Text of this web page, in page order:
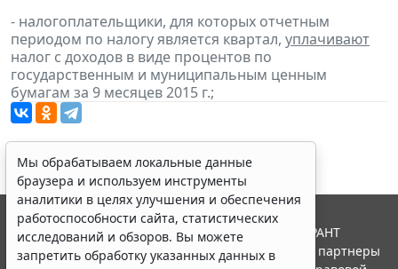
- налогоплательщики, для которых отчетным
периодом по налогу является квартал, уплачивают
налог с доходов в виде процентов по
государственным и муниципальным ценным
бумагам за 9 месяцев 2015 г.;
Мы обрабатываем локальные данные
браузера и используем инструменты
аналитики в целях улучшения и обеспечения
работоспособности сайта, статистических
исследований и обзоров. Вы можете
запретить обработку указанных данных в
© ООО "НПП "ГАРАНТ-СЕРВИС", 2026. Система ГАРАНТ
выпускается с 1990 года. Компания "Гарант" и ее партнеры